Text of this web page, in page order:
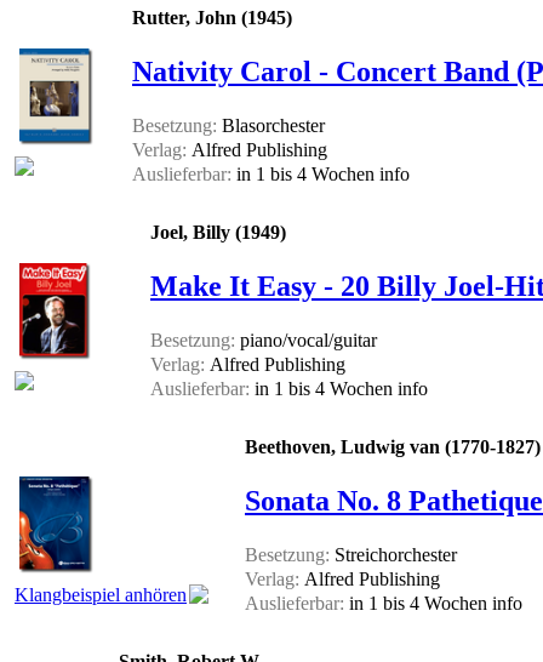
Rutter, John (1945)
Nativity Carol - Concert Band
Besetzung: Blasorchester
Verlag: Alfred Publishing
Auslieferbar: in 1 bis 4 Wochen info
Joel, Billy (1949)
Make It Easy - 20 Billy Joel-
Besetzung: piano/vocal/guitar
Verlag: Alfred Publishing
Auslieferbar: in 1 bis 4 Wochen info
Klangbeispiel anhören
Beethoven, Ludwig van (1770-1827)
Sonata No. 8
Besetzung: Streichorchester
Verlag: Alfred Publishing
Auslieferbar: in 1 bis 4 Wochen info